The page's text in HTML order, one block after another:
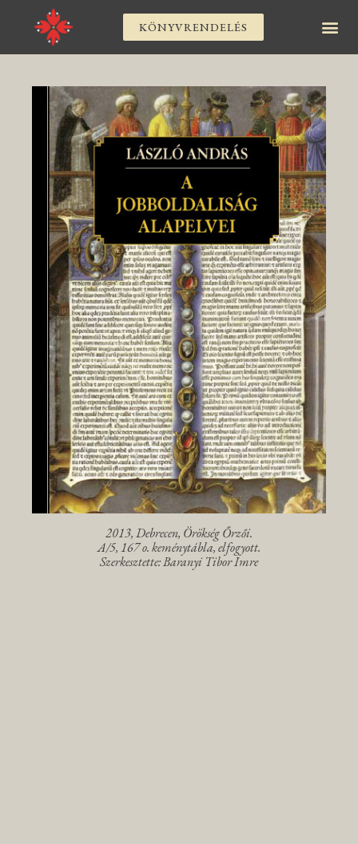
KÖNYVRENDELÉS
2013, Debrecen, Örökség Őrzői.
A/5, 167 o. keménytábla, elfogyott.
Szerkesztette: Baranyi Tibor Imre